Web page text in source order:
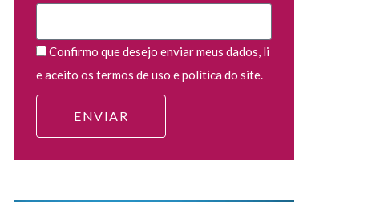
Confirmo que desejo enviar meus dados, li
e aceito os termos de uso e política do site.